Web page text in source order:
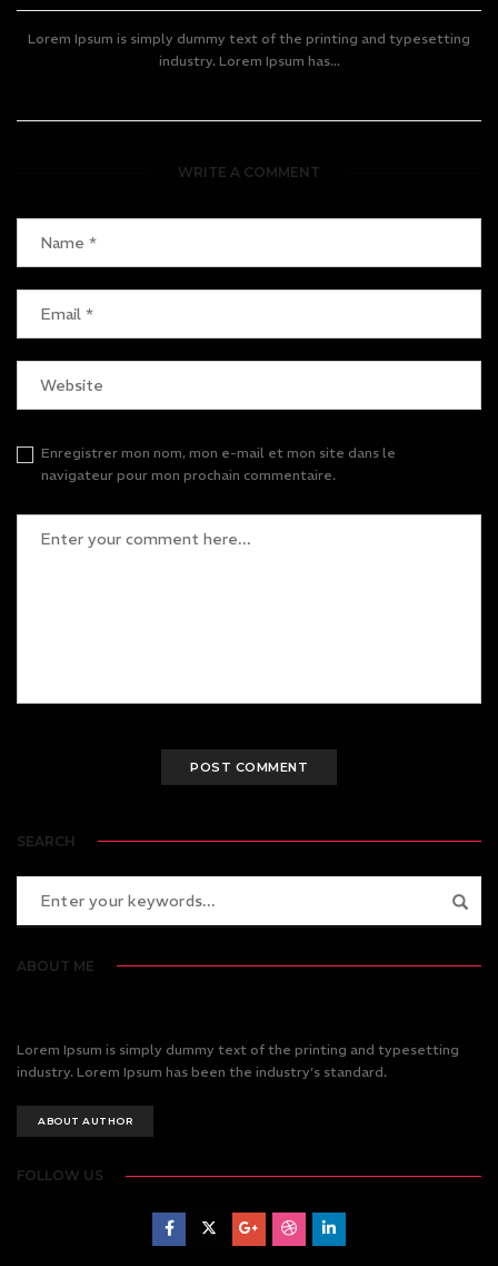
Lorem Ipsum is simply dummy text of the printing and typesetting
industry. Lorem Ipsum has...
WRITE A COMMENT
Enregistrer mon nom, mon e-mail et mon site dans le
navigateur pour mon prochain commentaire.
SEARCH
ABOUT ME
Lorem Ipsum is simply dummy text of the printing and typesetting
industry. Lorem Ipsum has been the industry’s standard.
ABOUT AUTHOR
FOLLOW US